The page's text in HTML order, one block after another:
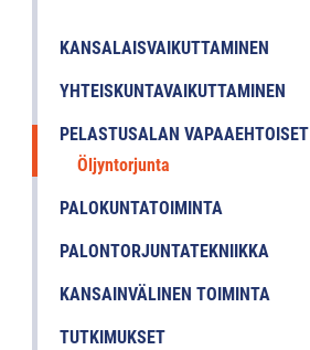
KANSALAISVAIKUTTAMINEN
YHTEISKUNTAVAIKUTTAMINEN
PELASTUSALAN VAPAAEHTOISET
Öljyntorjunta
PALOKUNTATOIMINTA
PALONTORJUNTATEKNIIKKA
KANSAINVÄLINEN TOIMINTA
TUTKIMUKSET